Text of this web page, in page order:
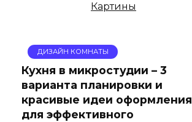
Картины
ДИЗАЙН КОМНАТЫ
Кухня в микростудии – 3
варианта планировки и
красивые идеи оформления
для эффективного